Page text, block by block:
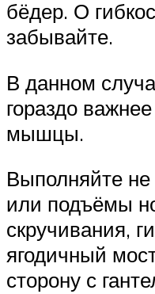
бёдер. О
забывайте.
В данном
гораздо
мышцы.
Выполняйте не
или подъёмы
скручивания,
ягодичный
сторону с